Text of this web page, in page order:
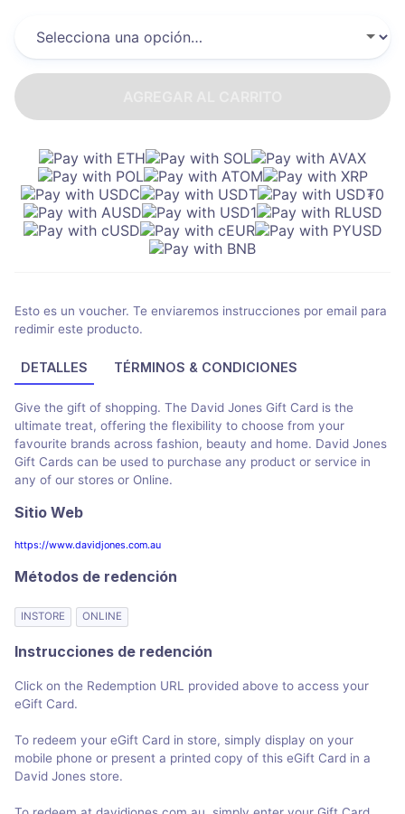
Esto es un voucher. Te enviaremos instrucciones por email para
redimir este producto.
DETALLES TÉRMINOS & CONDICIONES
Give the gift of shopping. The David Jones Gift Card is the
ultimate treat, offering the flexibility to choose from your
favourite brands across fashion, beauty and home. David Jones
Gift Cards can be used to purchase any product or service in
any of our stores or Online.
Sitio Web
https://www.davidjones.com.au
Métodos de redención
INSTORE ONLINE
Instrucciones de redención
Click on the Redemption URL provided above to access your
eGift Card.
To redeem your eGift Card in store, simply display on your
mobile phone or present a printed copy of this eGift Card in a
David Jones store.